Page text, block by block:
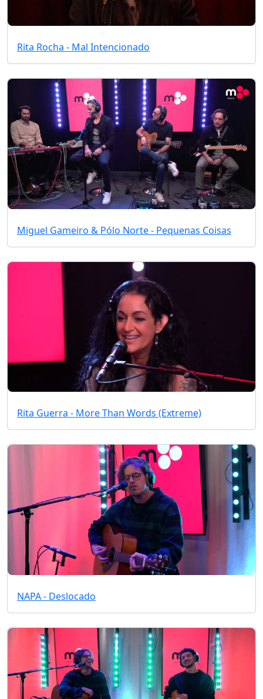
Rita Rocha - Mal Intencionado
Miguel Gameiro & Pólo Norte - Pequenas Coisas
Rita Guerra - More Than Words (Extreme)
NAPA - Deslocado